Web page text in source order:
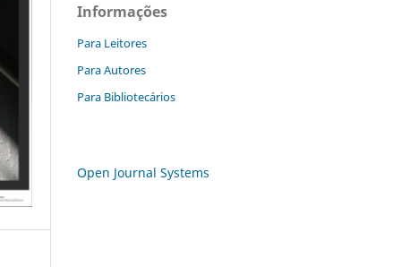
Informações
Para Leitores
Para Autores
Para Bibliotecários
Open Journal Systems